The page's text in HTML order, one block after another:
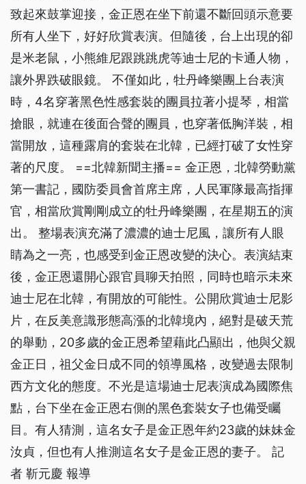
致起來鼓掌迎接，金正恩在坐下前還不斷回頭示意要
所有人坐下，好好欣賞表演。但隨後，台上出現的卻
是米老鼠，小熊維尼跟跳跳虎等迪士尼的卡通人物，
讓外界跌破眼鏡。 不僅如此，牡丹峰樂團上台表演
時，4名穿著黑色性感套裝的團員拉著小提琴，相當
搶眼，就連在後面合聲的團員，也穿著低胸洋裝，相
當開放，這種露肩的套裝在北韓，已經打破了女性穿
著的尺度。 ==北韓新聞主播== 金正恩，北韓勞動黨
第一書記，國防委員會首席主席，人民軍隊最高指揮
官，相當欣賞剛剛成立的牡丹峰樂團，在星期五的演
出。 整場表演充滿了濃濃的迪士尼風，讓所有人眼
睛為之一亮，也感受到金正恩改變的決心。表演結束
後，金正恩還開心跟官員聊天拍照，同時也暗示未來
迪士尼在北韓，有開放的可能性。公開欣賞迪士尼影
片，在反美意識形態高漲的北韓境內，絕對是破天荒
的舉動，20多歲的金正恩希望藉此凸顯出，他與父親
金正日，祖父金日成不同的領導風格，改變過去限制
西方文化的態度。不光是這場迪士尼表演成為國際焦
點，台下坐在金正恩右側的黑色套裝女子也備受矚
目。有人猜測，這名女子是金正恩年約23歲的妹妹金
汝貞，但也有人推測這名女子是金正恩的妻子。 記
者 靳元慶 報導